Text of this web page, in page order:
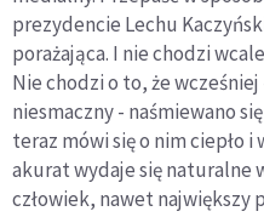
prezydencie Lechu
porażająca. I nie chodzi
Nie chodzi o to, że
niesmaczny - naśmiewano
teraz mówi się o nim ciepło
akurat wydaje się naturalne
człowiek, nawet